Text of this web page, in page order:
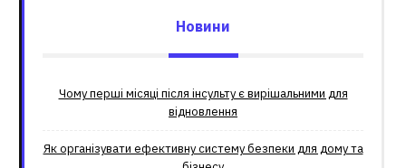
Новини
Чому перші місяці після інсульту є вирішальними для
відновлення
Як організувати ефективну систему безпеки для дому та